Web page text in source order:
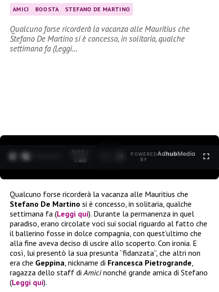
AMICI BOOSTA STEFANO DE MARTINO
Qualcuno forse ricorderà la vacanza alle Mauritius che
Stefano De Martino si è concesso, in solitaria, qualche
settimana fa (Leggi…
0:12 /
1:40
POWERED
BY
AdhubMedia
Qualcuno forse ricorderà la vacanza alle Mauritius che
Stefano De Martino si è concesso, in solitaria, qualche
settimana fa (Leggi qui). Durante la permanenza in quel
paradiso, erano circolate voci sui social riguardo al fatto che
il ballerino fosse in dolce compagnia, con quest’ultimo che
alla fine aveva deciso di uscire allo scoperto. Con ironia. E
così, lui presentò la sua presunta “fidanzata”, che altri non
era che Geppina , nickname di Francesca Pietrogrande
ragazza dello staff di Amicinonché grande amica di Stefano
(Leggi qui).